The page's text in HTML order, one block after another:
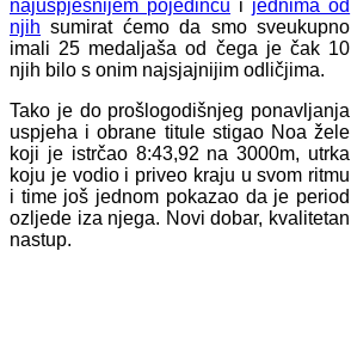
najuspješnijem pojedincu i jednima od
njih sumirat ćemo da smo sveukupno
imali 25 medaljaša od čega je čak 10
njih bilo s onim najsjajnijim odličjima.
Tako je do prošlogodišnjeg ponavljanja
uspjeha i obrane titule stigao Noa žele
koji je istrčao 8:43,92 na 3000m, utrka
koju je vodio i priveo kraju u svom ritmu
i time još jednom pokazao da je period
ozljede iza njega. Novi dobar, kvalitetan
nastup.